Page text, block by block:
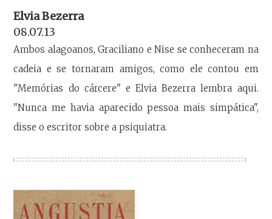
Elvia Bezerra
08.07.13
Ambos alagoanos, Graciliano e Nise se conheceram na
cadeia e se tornaram amigos, como ele contou em
"Memórias do cárcere" e Elvia Bezerra lembra aqui.
"Nunca me havia aparecido pessoa mais simpática",
disse o escritor sobre a psiquiatra.